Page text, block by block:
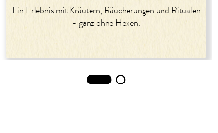
Ein Erlebnis mit Kräutern, Räucherungen und Ritualen
- ganz ohne Hexen.
1 2